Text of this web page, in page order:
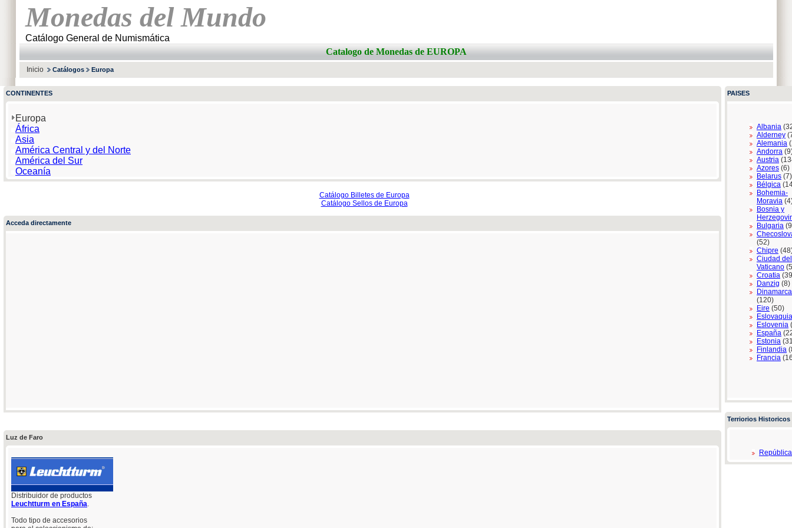
Monedas del Mundo
Catálogo General de Numismática
Catalogo de Monedas de EUROPA
Inicio Catálogos Europa
CONTINENTES
Europa
África
Asia
América Central y del Norte
América del Sur
Oceanía
Catálogo Billetes de Europa
Catálogo Sellos de Europa
Acceda directamente
Luz de Faro
Distribuidor de productos
Leuchtturm en España.
Todo tipo de accesorios
PAISES
Albania
Alderney
Alemania
Andorra
Austria
Azores (6)
Belarus (7)
Bélgica
Bohemia-
Moravia
Bosnia y
Bulgaria
(52)
Chipre
Ciudad del
Vaticano
Croatia
Danzig (8)
Dinamarca
(120)
Eire (50)
Eslovaquia
Eslovenia
España
Estonia
Finlandia
Francia
Terriorios Historicos